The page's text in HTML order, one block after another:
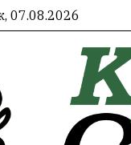
07.08.2026